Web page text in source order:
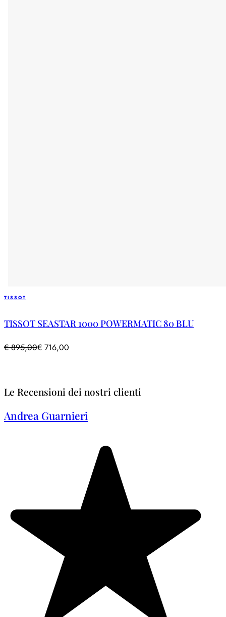
TISSOT
TISSOT SEASTAR 1000 POWERMATIC 80 BLU
€895,00€ 716,00
Le Recensioni dei nostri clienti
Andrea Guarnieri